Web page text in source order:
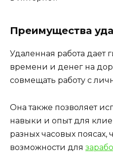
Преимущества
Удаленная работа дает
времени и денег на
совмещать работу с
Она также позволяет
навыки и опыт для
разных часовых поясах,
возможности для